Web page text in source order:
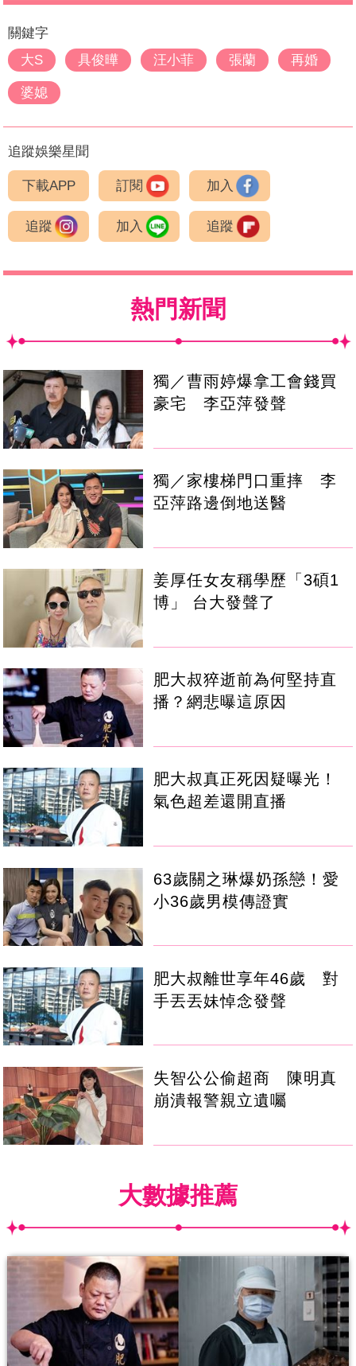
關鍵字
大S
具俊曄 汪小菲 張蘭 再婚
婆媳
追蹤娛樂星聞
下載APP 訂閱 加入
追蹤 加入 追蹤
熱門新聞
獨／曹雨婷爆拿工會錢買
豪宅 李亞萍發聲
獨／家樓梯門口重摔 李
亞萍路邊倒地送醫
姜厚任女友稱學歷「3碩1
博」 台大發聲了
肥大叔猝逝前為何堅持直
播？網悲曝這原因
肥大叔真正死因疑曝光！
氣色超差還開直播
63歲關之琳爆奶孫戀！愛
小36歲男模傳證實
肥大叔離世享年46歲 對
手丟丟妹悼念發聲
失智公公偷超商 陳明真
崩潰報警親立遺囑
大數據推薦